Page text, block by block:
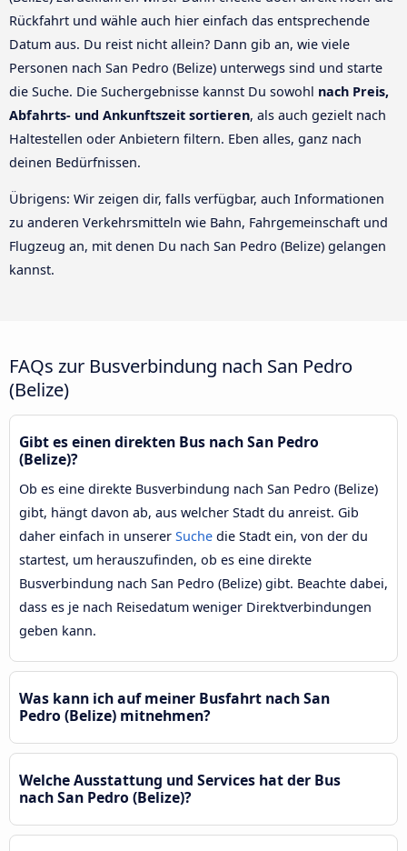
Rückfahrt und wähle auch hier einfach das entsprechende
Datum aus. Du reist nicht allein? Dann gib an, wie viele
Personen nach San Pedro (Belize) unterwegs sind und starte
die Suche. Die Suchergebnisse kannst Du sowohl nach Preis,
Abfahrts- und Ankunftszeit sortieren, als auch gezielt nach
Haltestellen oder Anbietern filtern. Eben alles, ganz nach
deinen Bedürfnissen.
Übrigens: Wir zeigen dir, falls verfügbar, auch Informationen
zu anderen Verkehrsmitteln wie Bahn, Fahrgemeinschaft und
Flugzeug an, mit denen Du nach San Pedro (Belize) gelangen
kannst.
FAQs zur Busverbindung nach San Pedro
(Belize)
Gibt es einen direkten Bus nach San Pedro
(Belize)?
Ob es eine direkte Busverbindung nach San Pedro (Belize)
gibt, hängt davon ab, aus welcher Stadt du anreist. Gib
daher einfach in unserer Suche die Stadt ein, von der du
startest, um herauszufinden, ob es eine direkte
Busverbindung nach San Pedro (Belize) gibt. Beachte dabei,
dass es je nach Reisedatum weniger Direktverbindungen
geben kann.
Was kann ich auf meiner Busfahrt nach San
Pedro (Belize) mitnehmen?
Welche Ausstattung und Services hat der Bus
nach San Pedro (Belize)?